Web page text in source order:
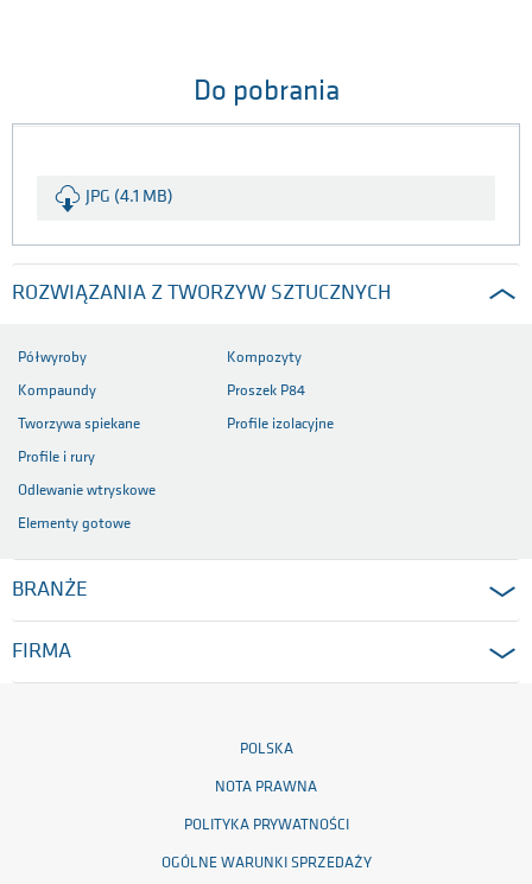
Do pobrania
JPG (4.1 MB)
ROZWIĄZANIA Z TWORZYW SZTUCZNYCH
Półwyroby
Kompaundy
Tworzywa spiekane
Profile i rury
Odlewanie wtryskowe
Elementy gotowe
Kompozyty
Proszek P84
Profile izolacyjne
BRANŻE
FIRMA
POLSKA
NOTA PRAWNA
POLITYKA PRYWATNOŚCI
OGÓLNE WARUNKI SPRZEDAŻY